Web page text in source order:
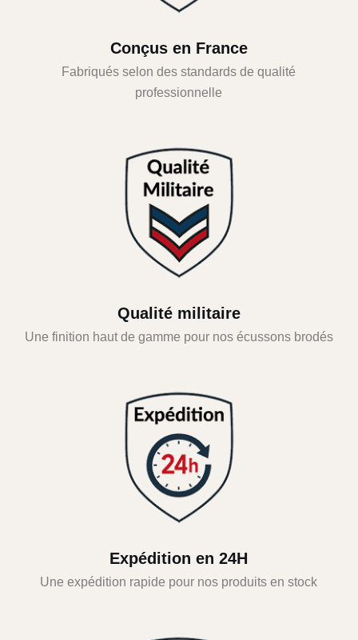
Conçus en France
Fabriqués selon des standards de qualité
professionnelle
Qualité militaire
Une finition haut de gamme pour nos écussons brodés
Expédition en 24H
Une expédition rapide pour nos produits en stock